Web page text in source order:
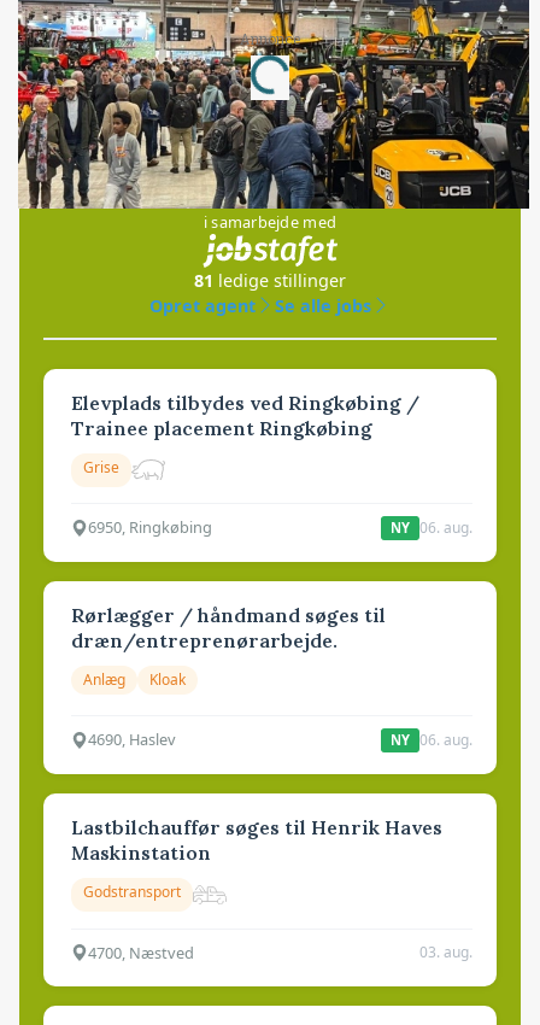
Annonce
Loading...
Jobs
i samarbejde med
81 ledige stillinger
Opret agent
Se alle jobs
Elevplads tilbydes ved Ringkøbing /
Trainee placement Ringkøbing
Grise
6950, Ringkøbing NY 06. aug.
Rørlægger / håndmand søges til
dræn/entreprenørarbejde.
Anlæg Kloak
4690, Haslev NY 06. aug.
Lastbilchauffør søges til Henrik Haves
Maskinstation
Godstransport
4700, Næstved 03. aug.